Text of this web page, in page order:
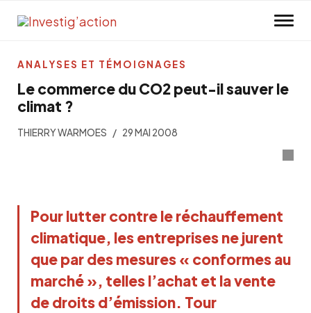
Le commerce du CO2 peut-il sauver le
climat ?
THIERRY WARMOES 29 MAI 2008
Pour lutter contre le réchauffement
climatique, les entreprises ne jurent
que par des mesures « conformes au
marché », telles l’achat et la vente
de droits d’émission. Tour
ANALYSES ET TÉMOIGNAGES